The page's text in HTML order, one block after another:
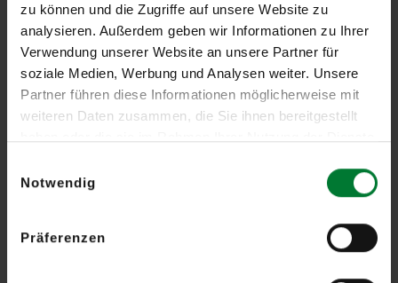
zu können und die Zugriffe auf unsere Website zu
analysieren. Außerdem geben wir Informationen zu Ihrer
Verwendung unserer Website an unsere Partner für
soziale Medien, Werbung und Analysen weiter. Unsere
Partner führen diese Informationen möglicherweise mit
weiteren Daten zusammen, die Sie ihnen bereitgestellt
Notwendig
Präferenzen
SecuriDrone Fortress Goschützt Ihr temporäres Einsatzumfeld.